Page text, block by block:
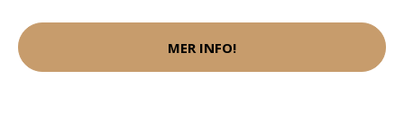
MER INFO!